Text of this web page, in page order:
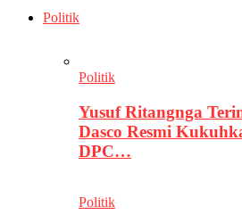
Politik
Politik
Yusuf Ritangnga
Dasco Resmi
DPC…
Politik